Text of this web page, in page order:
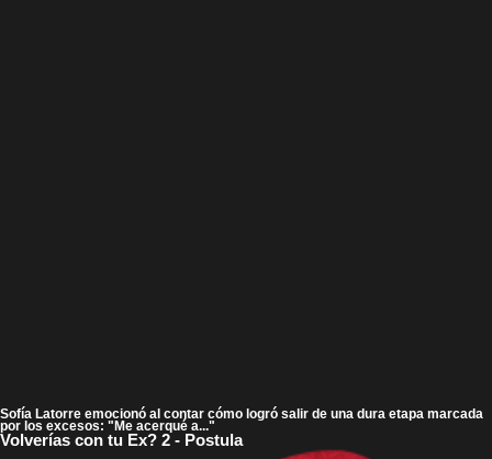
Sofía Latorre emocionó al contar cómo logró salir de una dura etapa marcada
por los excesos: "Me acerqué a..."
Volverías con tu Ex? 2 - Postula